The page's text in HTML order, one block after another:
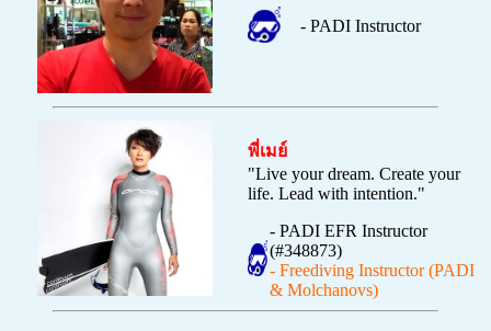
- PADI Instructor
พี่เมย์
"Live your dream. Create your
life. Lead with intention."
- PADI EFR Instructor
(#348873)
- Freediving Instructor (PADI
& Molchanovs)